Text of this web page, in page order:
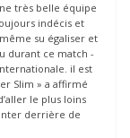
très belle équipe
indécis et
su égaliser et
durant ce match -
il est
Slim » a affirmé
le plus loins
derrière de